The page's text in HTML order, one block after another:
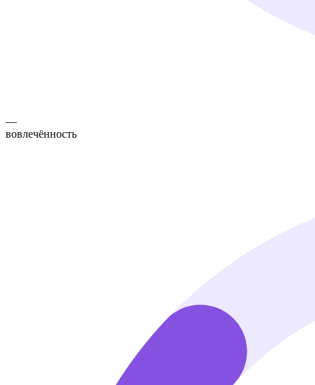
—
вовлечённость